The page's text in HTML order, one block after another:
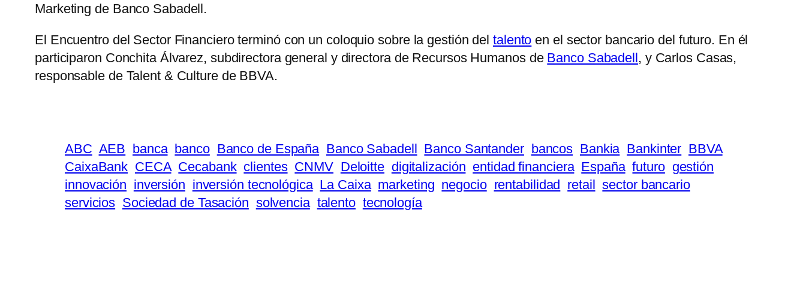
Marketing de Banco Sabadell.
El Encuentro del Sector Financiero terminó con un coloquio sobre la gestión deltalento en el sector bancario del futuro. En él
participaron Conchita Álvarez, subdirectora general y directora de Recursos Humanos de Banco Sabadell, y Carlos Casas,
responsable de Talent & Culture de BBVA.
ABC AEB banca banco Banco de España Banco Sabadell Banco Santander bancos Bankia Bankinter BBVA
CaixaBank CECA Cecabank clientes CNMV Deloitte digitalización entidad financiera España futuro gestión
innovación inversión inversión tecnológica La Caixa marketing negocio rentabilidad retail sector bancario
servicios Sociedad de Tasación solvencia talento tecnología